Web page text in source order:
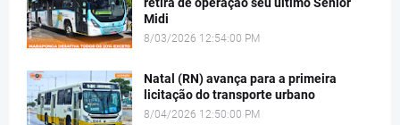
Midi
8/03/2026 12:54:00 PM
Natal (RN) avança para a primeira
licitação do transporte urbano
8/04/2026 12:50:00 PM